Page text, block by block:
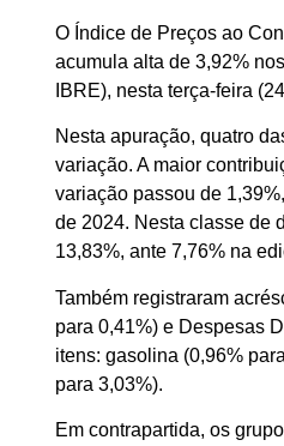
O Índice de Preços ao
acumula alta de 3,92%
IBRE), nesta terça-feira
Nesta apuração, quatro
variação. A maior
variação passou de
de 2024. Nesta classe de
13,83%, ante 7,76% na
Também registraram
para 0,41%) e Despesas
itens: gasolina (0,96%
para 3,03%).
Em contrapartida, os